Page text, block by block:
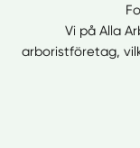
Vi på Alla
arboristföretag,